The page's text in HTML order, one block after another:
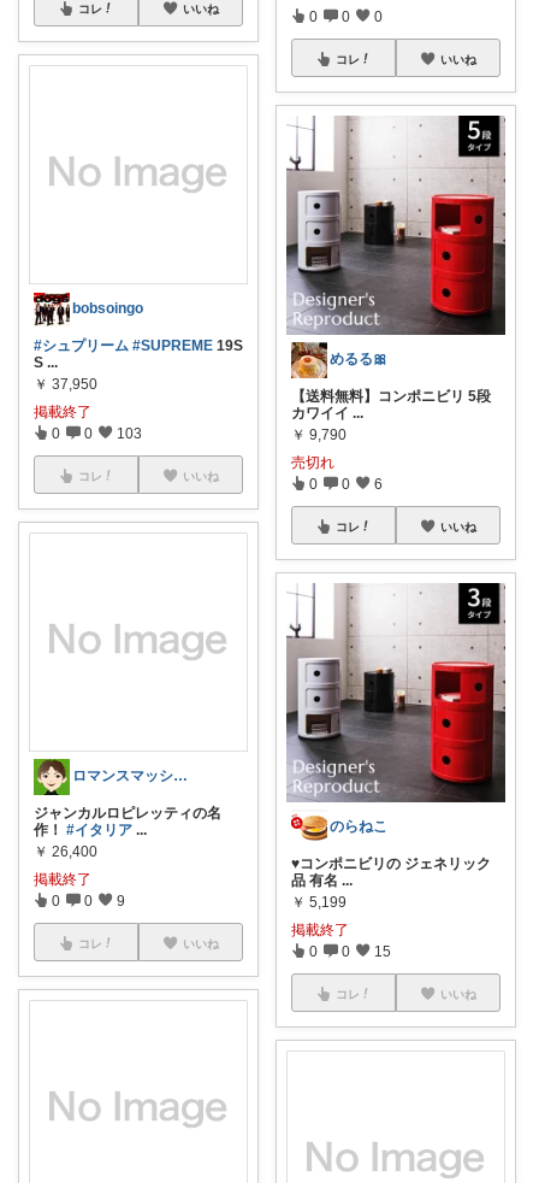
コレ いいね
bobsoingo
#シュプリーム #SUPREME 19S
S ...
￥ 37,950
掲載終了
0 0 103
コレ いいね
ロマンスマッシュログっていうブログ主
ジャンカルロピレッティの名
作！ #イタリア ...
￥ 26,400
掲載終了
0 0 9
コレ いいね
0 0 0
コレ いいね
めるる🎀
【送料無料】コンポニビリ 5段
カワイイ ...
￥ 9,790
売切れ
0 0 6
コレ いいね
のらねこ
♥️コンポニビリの ジェネリック
品 有名 ...
￥ 5,199
掲載終了
0 0 15
コレ いいね